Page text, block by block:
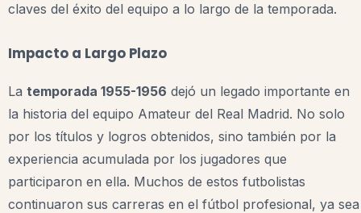
claves del éxito del equipo a lo largo de la temporada.
Impacto a Largo Plazo
La temporada 1955-1956 dejó un legado importante en
la historia del equipo Amateur del Real Madrid. No solo
por los títulos y logros obtenidos, sino también por la
experiencia acumulada por los jugadores que
participaron en ella. Muchos de estos futbolistas
continuaron sus carreras en el fútbol profesional, ya sea